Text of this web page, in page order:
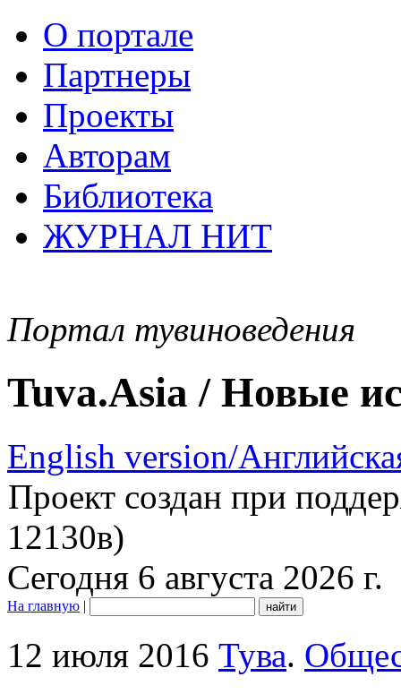
О портале
Партнеры
Проекты
Авторам
Библиотека
ЖУРНАЛ НИТ
Портал тувиноведения
Tuva.Asia / Новые
English version/
Проект создан при
12130в)
Сегодня 6 августа 2026 г.
На главную |
12 июля 2016 Тува.